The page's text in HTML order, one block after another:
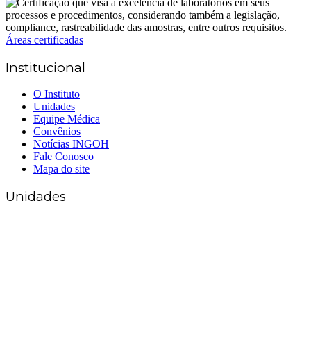
Áreas certificadas
Institucional
O Instituto
Unidades
Equipe Médica
Convênios
Notícias INGOH
Fale Conosco
Mapa do site
Unidades